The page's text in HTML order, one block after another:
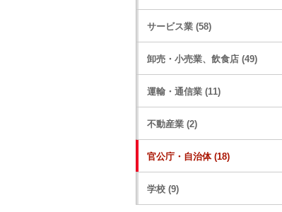
サービス業 (58)
卸売・小売業、飲食店 (49)
運輸・通信業 (11)
不動産業 (2)
官公庁・自治体 (18)
学校 (9)